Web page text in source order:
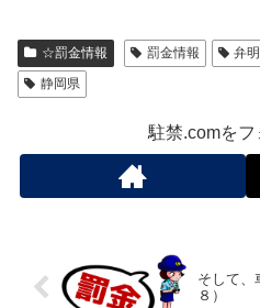
☆罰金情報 罰金情報 弁
静岡県
駐禁.comをフ
そして
８）